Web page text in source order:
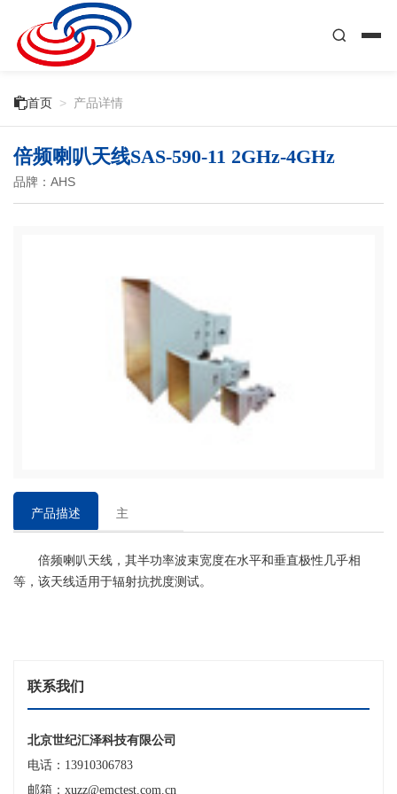
首页 > 产品详情
倍频喇叭天线SAS-590-11 2GHz-4GHz
品牌：AHS
产品描述
主
特
点
倍频喇叭天线，其半功率波束宽度在水平和垂直极性几乎相
等，该天线适用于辐射抗扰度测试。
联系我们
北京世纪汇泽科技有限公司
电话：13910306783
邮箱：xuzz@emctest.com.cn